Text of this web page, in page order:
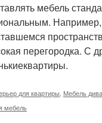
мебель
перегородка. С
для квартиры Мебель
мебель